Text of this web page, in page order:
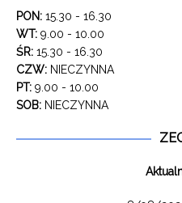
PON: 15.30 - 16.30
WT: 9.00 - 10.00
ŚR: 15.30 - 16.30
CZW: NIECZYNNA
PT: 9.00 - 10.00
SOB: NIECZYNNA